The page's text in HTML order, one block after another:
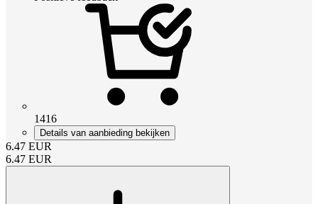
1416
Details van aanbieding bekijken
6.47 EUR
6.47 EUR